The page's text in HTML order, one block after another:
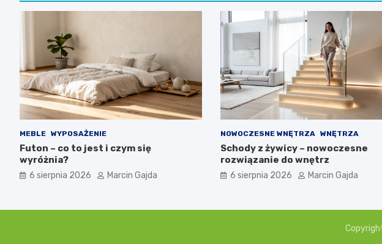
MEBLE WYPOSAŻENIE
Futon – co to jest i czym się
wyróżnia?
6 sierpnia 2026 Marcin Gajda
NOWOCZESNE WNĘTRZA WNĘTRZA
Schody z żywicy – nowoczesne
rozwiązanie do wnętrz
6 sierpnia 2026 Marcin Gajda